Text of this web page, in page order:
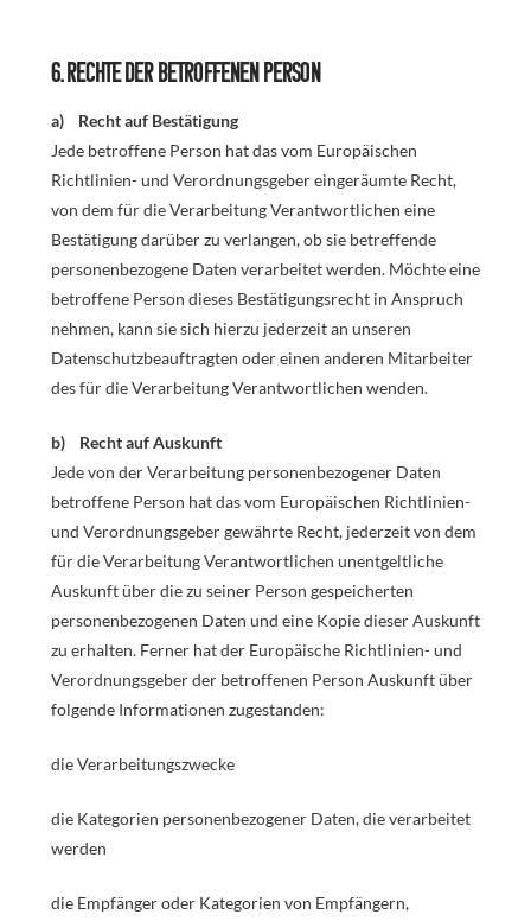
6. Rechte der betroffenen Person
a) Recht auf Bestätigung
Jede betroffene Person hat das vom Europäischen
Richtlinien- und Verordnungsgeber eingeräumte Recht,
von dem für die Verarbeitung Verantwortlichen eine
Bestätigung darüber zu verlangen, ob sie betreffende
personenbezogene Daten verarbeitet werden. Möchte eine
betroffene Person dieses Bestätigungsrecht in Anspruch
nehmen, kann sie sich hierzu jederzeit an unseren
Datenschutzbeauftragten oder einen anderen Mitarbeiter
des für die Verarbeitung Verantwortlichen wenden.
b) Recht auf Auskunft
Jede von der Verarbeitung personenbezogener Daten
betroffene Person hat das vom Europäischen Richtlinien-
und Verordnungsgeber gewährte Recht, jederzeit von dem
für die Verarbeitung Verantwortlichen unentgeltliche
Auskunft über die zu seiner Person gespeicherten
personenbezogenen Daten und eine Kopie dieser Auskunft
zu erhalten. Ferner hat der Europäische Richtlinien- und
Verordnungsgeber der betroffenen Person Auskunft über
folgende Informationen zugestanden:
die Verarbeitungszwecke
die Kategorien personenbezogener Daten, die verarbeitet
werden
die Empfänger oder Kategorien von Empfängern,